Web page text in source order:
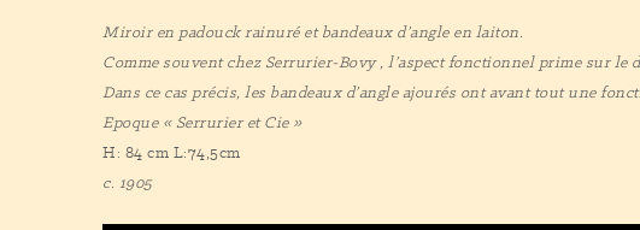
Miroir en padouck rainuré et bandeaux d’angle en laiton.
Comme souvent chez Serrurier-Bovy , l’aspect fonctionnel primesur le
Dans ce cas précis, les bandeaux d’angle ajourés ont avant tout une
Epoque « Serrurier et Cie »
H: 84 cm L:74,5cm
c. 1905